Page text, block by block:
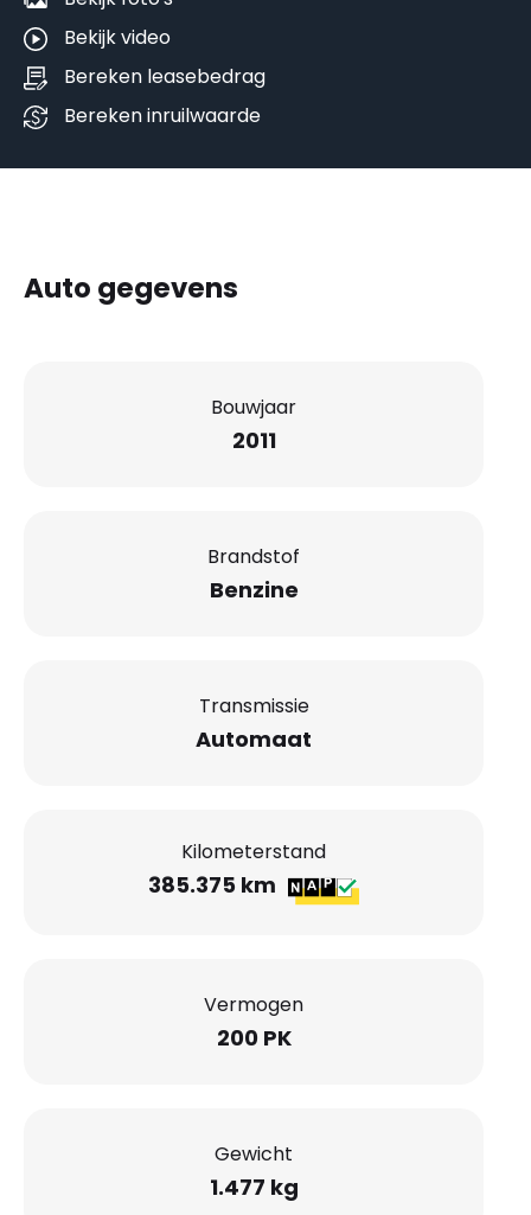
Bekijk video
Bereken leasebedrag
Bereken inruilwaarde
Auto gegevens
Bouwjaar
2011
Brandstof
Benzine
Transmissie
Automaat
Kilometerstand
385.375 km
Vermogen
200 PK
Gewicht
1.477 kg